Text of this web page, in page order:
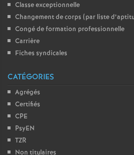
Classe exceptionnelle
Changement de corps (par liste
Congé de formation professionnelle
Carrière
Fiches syndicales
CATÉGORIES
Agrégés
Certifiés
CPE
PsyEN
TZR
Non titulaires